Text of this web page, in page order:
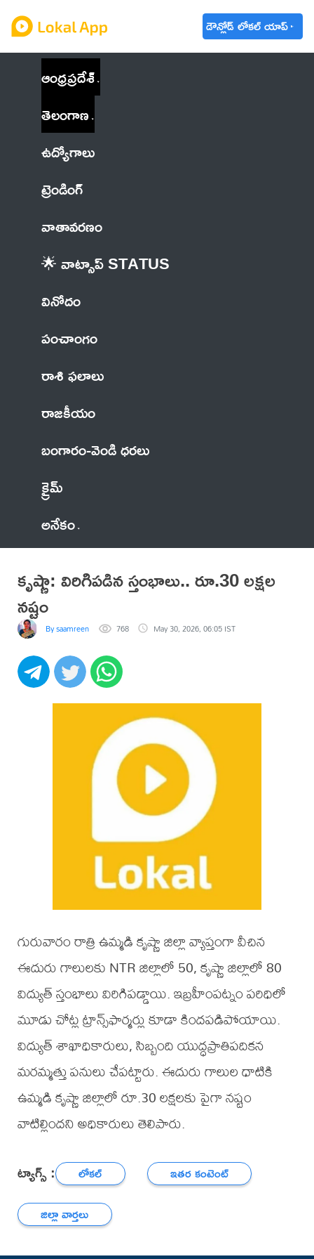
డౌన్లోడ్ లోకల్ యాప్
ఆంధ్రప్రదేశ్
తెలంగాణ
ఉద్యోగాలు
ట్రెండింగ్
వాతావరణం
🌟 వాట్సాప్ STATUS
వినోదం
పంచాంగం
రాశి ఫలాలు
రాజకీయం
బంగారం-వెండి ధరలు
క్రైమ్
అనేకం
కృష్ణా: విరిగిపడిన స్తంభాలు.. రూ.30 లక్షల
నష్టం
By saamreen 768 May 30, 2026, 06:05 IST
గురువారం రాత్రి ఉమ్మడి కృష్ణా జిల్లా వ్యాప్తంగా వీచిన
ఈదురు గాలులకు NTR జిల్లాలో 50, కృష్ణా జిల్లాలో 80
విద్యుత్ స్తంభాలు విరిగిపడ్డాయి. ఇబ్రహీంపట్నం పరిధిలో
మూడు చోట్ల ట్రాన్స్‌ఫార్మర్లు కూడా కిందపడిపోయాయి.
విద్యుత్ శాఖాధికారులు, సిబ్బంది యుద్ధప్రాతిపదికన
మరమ్మత్తు పనులు చేపట్టారు. ఈదురు గాలుల ధాటికి
ఉమ్మడి కృష్ణా జిల్లాలో రూ.30 లక్షలకు పైగా నష్టం
వాటిల్లిందని అధికారులు తెలిపారు.
ట్యాగ్స్ : లోకల్
ఇతర కంటెంట్
జిల్లా వార్తలు